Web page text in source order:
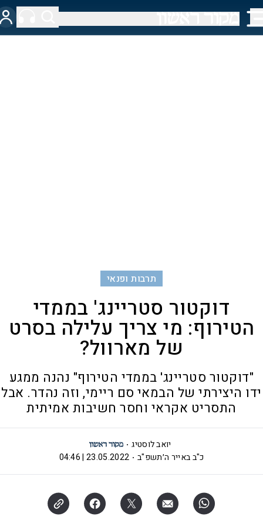
תרבות ופנאי
דוקטור סטריינג' בממדי
הטירוף: מי צריך עלילה בסרט
של מארוול?
"דוקטור סטריינג' בממדי הטירוף" נהנה ממגע
ידו היצירתי של הבמאי סם ריימי, וזה נהדר. אבל
התסריט אקראי וחסר חשיבות אמיתית
יואב לוסטיג
כ"ב באייר ה׳תשפ"ב
23.05.2022 | 04:46